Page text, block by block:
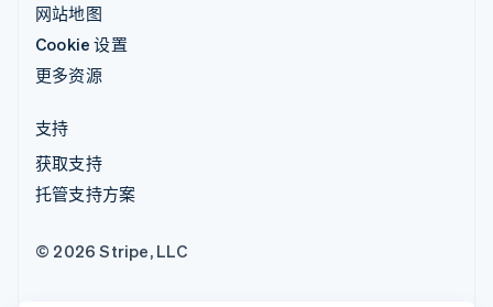
网站地图
Cookie 设置
更多资源
支持
获取支持
托管支持方案
© 2026 Stripe, LLC